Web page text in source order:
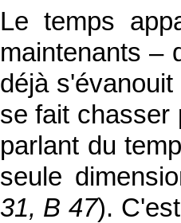
Le temps
maintenants –
déjà
se fait chasser
parlant du
seule
31, B 47).